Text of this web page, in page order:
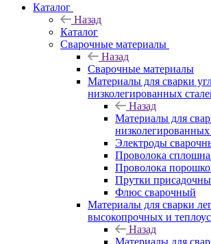
Каталог
Назад
Каталог
Сварочные материалы
Назад
Сварочные материалы
Материалы для сварки
низколегированных
Назад
Материалы для
низколегированных
Электроды
Проволока
Проволока
Прутки
Флюс сварочный
Материалы для сварки
высокопрочных и
Назад
Материалы для